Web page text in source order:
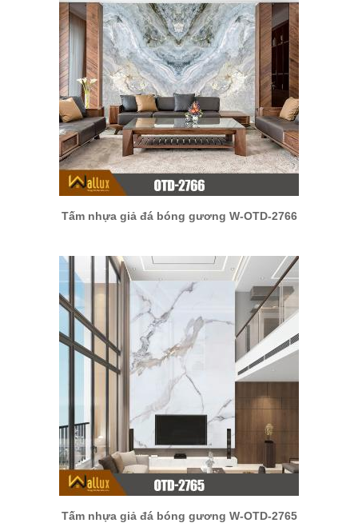
Tấm nhựa giả đá bóng gương W-OTD-2766
Tấm nhựa giả đá bóng gương W-OTD-2765